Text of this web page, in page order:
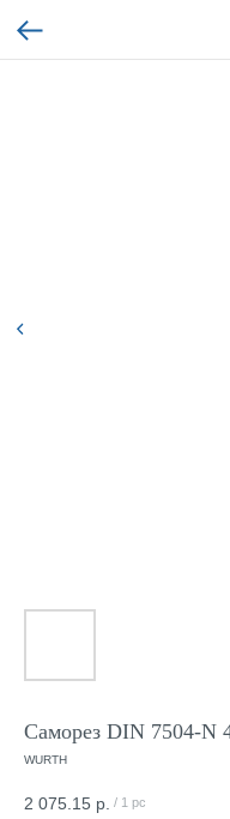
Саморез DIN 7504-N
WURTH
2 075.15 р. / 1 pc